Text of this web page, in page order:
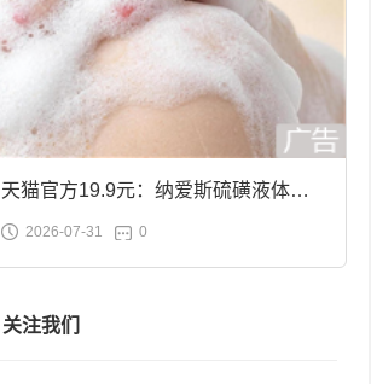
天猫官方19.9元：纳爱斯硫磺液体香
皂2斤大促
2026-07-31 0
关注我们